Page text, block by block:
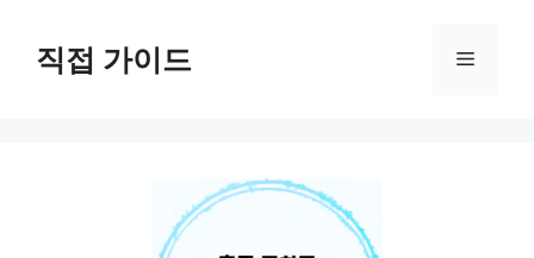
직접 가이드 메